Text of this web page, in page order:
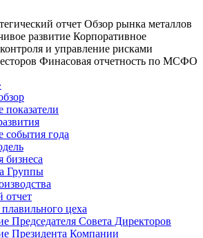
отчет Обзор рынка металлов
развитие Корпоративное
и управление рисками
Финасовая отчетность по МСФО
года
бизнеса
Группы
отчет
цеха
Председателя Совета Директоров
Президента Компании